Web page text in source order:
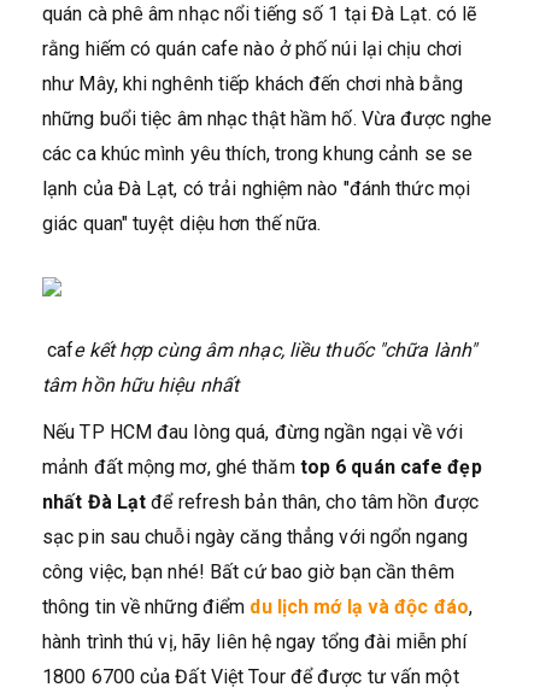
quán cà phê âm nhạc nổi tiếng số 1 tại Đà Lạt. có lẽ
rằng hiếm có quán cafe nào ở phố núi lại chịu chơi
như Mây, khi nghênh tiếp khách đến chơi nhà bằng
những buổi tiệc âm nhạc thật hầm hố. Vừa được nghe
các ca khúc mình yêu thích, trong khung cảnh se se
lạnh của Đà Lạt, có trải nghiệm nào "đánh thức mọi
giác quan" tuyệt diệu hơn thế nữa.
cafe kết hợp cùng âm nhạc, liều thuốc "chữa lành"
tâm hồn hữu hiệu nhất
Nếu TP HCM đau lòng quá, đừng ngần ngại về với
mảnh đất mộng mơ, ghé thăm top 6 quán cafe đẹp
nhất Đà Lạt để refresh bản thân, cho tâm hồn được
sạc pin sau chuỗi ngày căng thẳng với ngổn ngang
công việc, bạn nhé! Bất cứ bao giờ bạn cần thêm
thông tin về những điểm du lịch mớ lạ và độc đáo,
hành trình thú vị, hãy liên hệ ngay tổng đài miễn phí
1800 6700 của Đất Việt Tour để được tư vấn một